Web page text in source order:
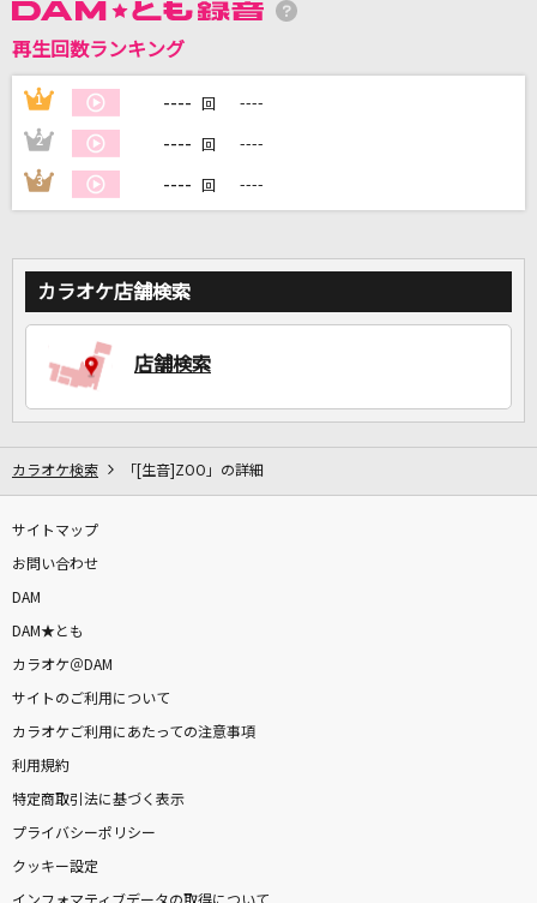
自宅でカラオケ歌い放題！
再生回数ランキング
1 ---- 回 ----
2 ---- 回 ----
3 ---- 回 ----
カラオケ店舗検索
店舗検索
カラオケ検索 「[生音]ZOO」の詳細
サイトマップ
お問い合わせ
DAM
DAM★とも
カラオケ＠DAM
サイトのご利用について
カラオケご利用にあたっての注意事項
利用規約
特定商取引法に基づく表示
プライバシーポリシー
クッキー設定